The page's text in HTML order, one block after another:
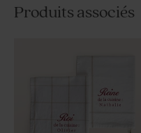
Produits associés